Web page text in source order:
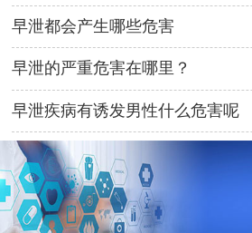
早泄都会产生哪些危害
早泄的严重危害在哪里？
早泄疾病有诱发男性什么危害呢